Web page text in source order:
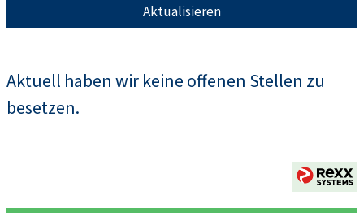
Aktualisieren
Aktuell haben wir keine offenen Stellen zu
besetzen.